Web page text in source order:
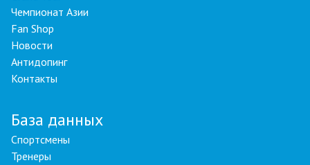
Чемпионат Азии
Fan Shop
Новости
Антидопинг
Контакты
База данных
Спортсмены
Тренеры